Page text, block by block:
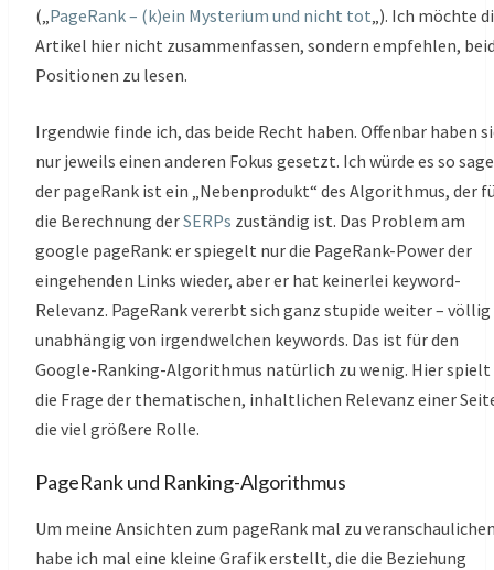
(„ PageRank – (k)ein Mysterium und nicht tot „). Ich möchte
Artikel hier nicht zusammenfassen, sondern empfehlen,
Positionen zu lesen.
Irgendwie finde ich, das beide Recht haben. Offenbar haben
nur jeweils einen anderen Fokus gesetzt. Ich würde es so
der pageRank ist ein „Nebenprodukt“ des Algorithmus, der
die Berechnung derSERPs zuständig ist. Das Problem am
google pageRank: er spiegelt nur die PageRank-Power der
eingehenden Links wieder, aber er hat keinerlei keyword-
Relevanz. PageRank vererbt sich ganz stupide weiter – völlig
unabhängig von irgendwelchen keywords. Das ist für den
Google-Ranking-Algorithmus natürlich zu wenig. Hier spielt
die Frage der thematischen, inhaltlichen Relevanz einer
die viel größere Rolle.
PageRank und Ranking-Algorithmus
Um meine Ansichten zum pageRank mal zu
habe ich mal eine kleine Grafik erstellt, die die Beziehung